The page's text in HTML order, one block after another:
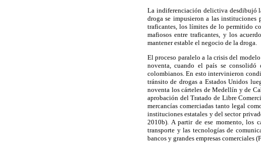
La indiferenciación delictiva desdibujó
droga se impusieron a las
traficantes, los límites de lo permitido
mafiosos entre traficantes, y los
mantener estable el negocio de la droga.
El proceso paralelo a la crisis del
noventa, cuando el país se consolidó
colombianos. En esto intervinieron
tránsito de drogas a Estados Unidos
noventa los cárteles de Medellín y de
aprobación del Tratado de Libre
mercancías comerciadas tanto legal
instituciones estatales y del sector
2010b). A partir de ese momento, los
transporte y las tecnologías de
bancos y grandes empresas comerciales